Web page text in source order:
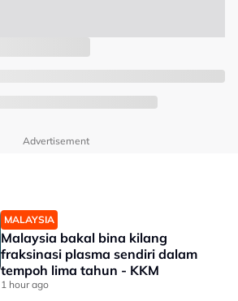
Advertisement
MALAYSIA
Malaysia bakal bina kilang
fraksinasi plasma sendiri dalam
tempoh lima tahun - KKM
1 hour ago